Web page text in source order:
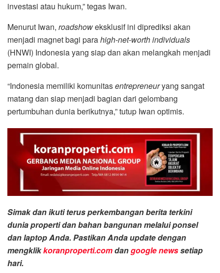
investasi atau hukum,” tegas Iwan.
Menurut Iwan, roadshoweksklusif ini diprediksi akan
menjadi magnet bagi parahigh-net-worth individuals
(HNWI) Indonesia yang siap dan akan melangkah menjadi
pemain global.
“Indonesia memiliki komunitasentrepreneuryang sangat
matang dan siap menjadi bagian dari gelombang
pertumbuhan dunia berikutnya,” tutup Iwan optimis.
Simak dan ikuti terus perkembangan berita terkini
dunia properti dan bahan bangunan melalui ponsel
dan laptop Anda. Pastikan Anda update dengan
mengklikkoranproperti.comdangoogle newssetiap
hari.